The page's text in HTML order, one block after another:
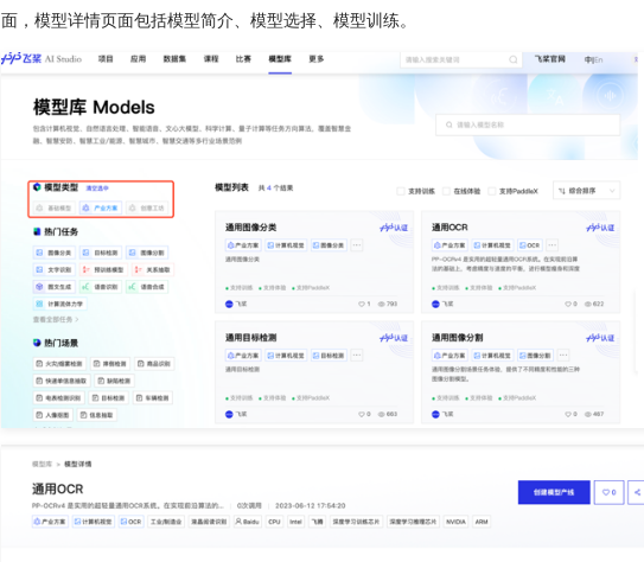
面，模型详情页面包括模型简介、模型选择、模型训练。